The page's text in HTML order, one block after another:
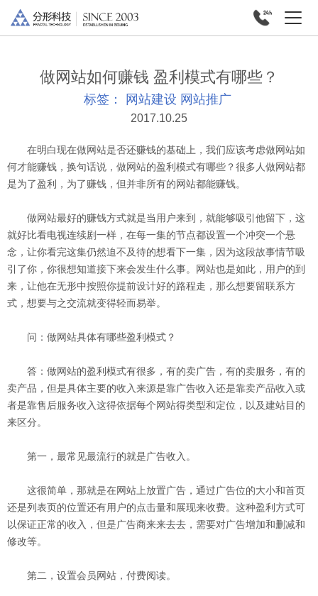
做网站如何赚钱 盈利模式有哪些？
标签： 网站建设 网站推广
2017.10.25
在明白现在做网站是否还赚钱的基础上，我们应该考虑做网站如
何才能赚钱，换句话说，做网站的盈利模式有哪些？很多人做网站都
是为了盈利，为了赚钱，但并非所有的网站都能赚钱。
做网站最好的赚钱方式就是当用户来到，就能够吸引他留下，这
就好比看电视连续剧一样，在每一集的节点都设置一个冲突一个悬
念，让你看完这集仍然迫不及待的想看下一集，因为这段故事情节吸
引了你，你很想知道接下来会发生什么事。网站也是如此，用户的到
来，让他在无形中按照你提前设计好的路程走，那么想要留联系方
式，想要与之交流就变得轻而易举。
问：做网站具体有哪些盈利模式？
答：做网站的盈利模式有很多，有的卖广告，有的卖服务，有的
卖产品，但是具体主要的收入来源是靠广告收入还是靠卖产品收入或
者是靠售后服务收入这得依据每个网站得类型和定位，以及建站目的
来区分。
第一，最常见最流行的就是广告收入。
这很简单，那就是在网站上放置广告，通过广告位的大小和首页
还是列表页的位置还有用户的点击量和展现来收费。这种盈利方式可
以保证正常的收入，但是广告商来来去去，需要对广告增加和删减和
修改等。
第二，设置会员网站，付费阅读。